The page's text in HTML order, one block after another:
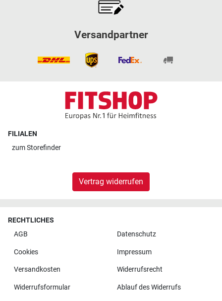
Versandpartner
FILIALEN
zumStorefinder
Vertrag widerrufen
RECHTLICHES
AGB
Datenschutz
Cookies Impressum
Versandkosten Widerrufsrecht
Widerrufsformular Ablauf des Widerrufs